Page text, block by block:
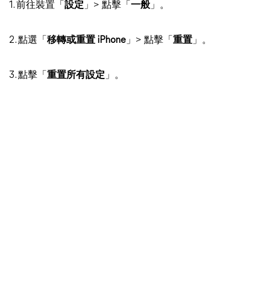
1. 前往裝置「 設定 」> 點擊「 一般 」。
2. 點選「 移轉或重置 iPhone 」> 點擊「 重置 」。
3. 點擊「 重置所有設定 」。